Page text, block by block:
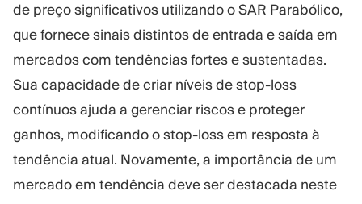
de preço significativos utilizando o SAR Parabólico,
que fornece sinais distintos de entrada e saída em
mercados com tendências fortes e sustentadas.
Sua capacidade de criar níveis de stop-loss
contínuos ajuda a gerenciar riscos e proteger
ganhos, modificando o stop-loss em resposta à
tendência atual. Novamente, a importância de um
mercado em tendência deve ser destacada neste